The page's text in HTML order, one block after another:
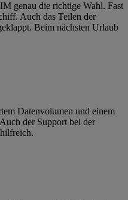
genau die richtige Wahl. Fast
Auch das Teilen der
Beim nächsten Urlaub
Datenvolumen und einem
der Support bei der